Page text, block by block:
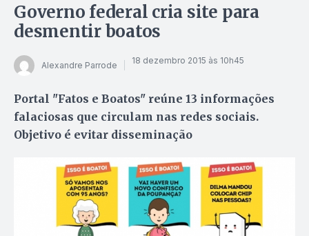
Governo federal cria site para
desmentir boatos
Alexandre Parrode 18 dezembro 2015 às 10h45
Portal "Fatos e Boatos" reúne 13 informações
falaciosas que circulam nas redes sociais.
Objetivo é evitar disseminação